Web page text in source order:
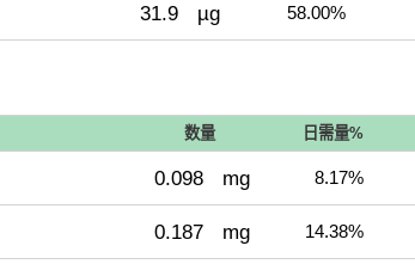
31.9 µg 58.00%
数量 日需量%
0.098 mg 8.17%
0.187 mg 14.38%